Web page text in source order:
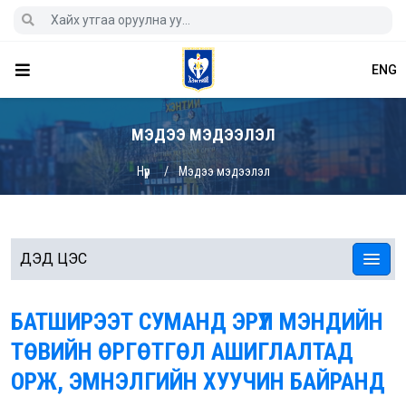
ENG
МЭДЭЭ МЭДЭЭЛЭЛ
Нүүр Мэдээ мэдээлэл
ДЭД ЦЭС
БАТШИРЭЭТ СУМАНД ЭРҮҮЛ МЭНДИЙН
ТӨВИЙН ӨРГӨТГӨЛ АШИГЛАЛТАД
ОРЖ, ЭМНЭЛГИЙН ХУУЧИН БАЙРАНД